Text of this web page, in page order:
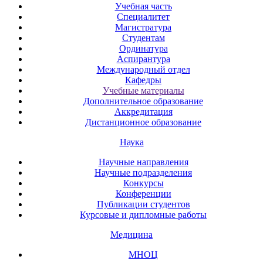
Учебная часть
Специалитет
Магистратура
Студентам
Ординатура
Аспирантура
Международный отдел
Кафедры
Учебные материалы
Дополнительное образование
Аккредитация
Дистанционное образование
Наука
Научные направления
Научные подразделения
Конкурсы
Конференции
Публикации студентов
Курсовые и дипломные работы
Медицина
МНОЦ